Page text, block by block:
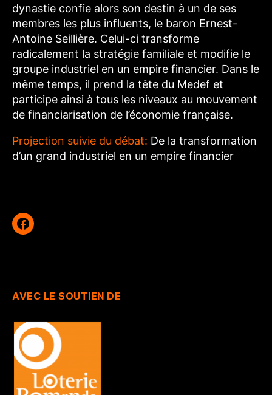
dynastie confie alors son destin à un de ses
membres les plus influents, le baron Ernest-
Antoine Seillière. Celui-ci transforme
radicalement la stratégie familiale et modifie le
groupe industriel en un empire financier. Dans le
même temps, il prend la tête du Medef et
participe ainsi à tous les niveaux au mouvement
de financiarisation de l’économie française.
Projection suivie du débat: De la transformation
d’un grand industriel en un empire financier
Facebook
AVEC LE SOUTIEN DE